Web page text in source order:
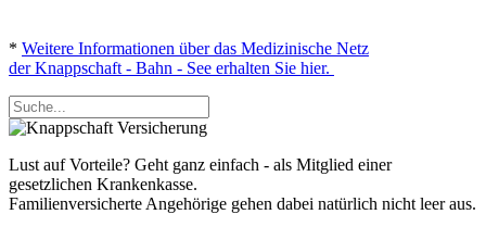
* Weitere Informationen über das Medizinische Netz
der Knappschaft - Bahn - See erhalten Sie hier.
Lust auf Vorteile? Geht ganz einfach - als Mitglied einer
gesetzlichen Krankenkasse.
Familienversicherte Angehörige gehen dabei natürlich nicht leer aus.